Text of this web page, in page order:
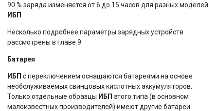
90 % заряда изменяется от 6 до 15 часов для разных моделей
ИБП
Несколько подробнее параметры зарядных устройств
рассмотрены в главе 9.
Батарея
ИБП с переключением оснащаются батареями на основе
необслуживаемых свинцовых кислотных аккумуляторов.
Только отдельные образцы ИБП этого типа (в основном
малоизвестных производителей) имеют другие батареи